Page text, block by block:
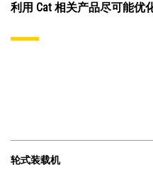
利用 Cat 相关产品尽可能优
轮式装载机